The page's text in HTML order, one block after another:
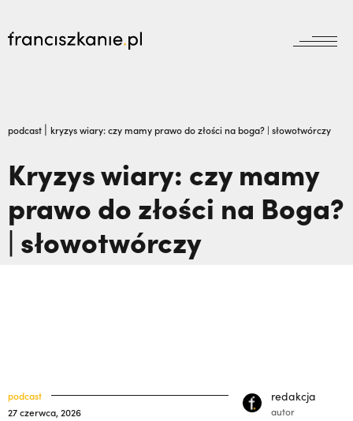
jubileusz
odpust
wydarzenia
dokumenty
wydarzenia
prowincja
powołanie
kuria prowincjalna
zakon
bracia mniejsi
księgarnia
Wyszukiwarka
JESTEM
podcast | kryzys wiary: czy mamy prawo do złości na boga? | słowotwórczy
Kryzys wiary: czy mamy
prawo do złości na Boga?
| słowotwórczy
podcast
27 czerwca, 2026
redakcja
autor